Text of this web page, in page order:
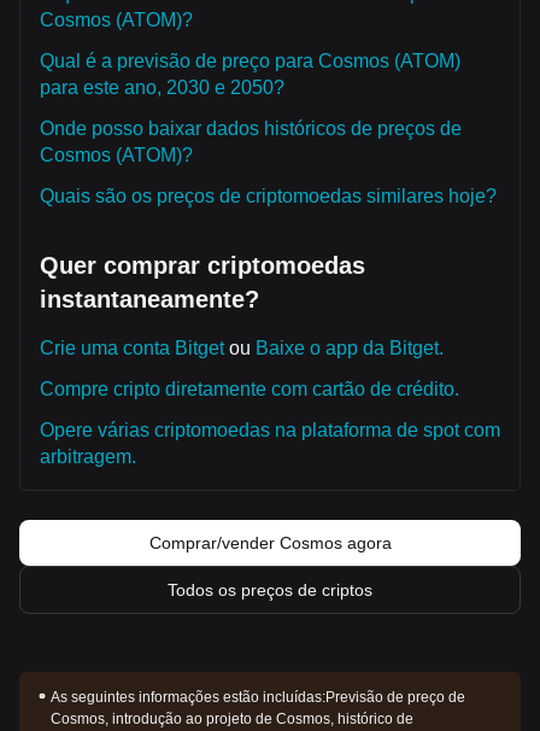
Cosmos (ATOM)?
Qual é a previsão de preço para Cosmos (ATOM)
para este ano, 2030 e 2050?
Onde posso baixar dados históricos de preços de
Cosmos (ATOM)?
Quais são os preços de criptomoedas similares hoje?
Quer comprar criptomoedas
instantaneamente?
Crie uma conta Bitgetou Baixe o app da Bitget.
Compre cripto diretamente com cartão de crédito.
Opere várias criptomoedas na plataforma de spot com
arbitragem.
Comprar/vender Cosmos agora
Todos os preços de criptos
As seguintes informações estão incluídas:Previsão de preço de
Cosmos, introdução ao projeto de Cosmos, histórico de